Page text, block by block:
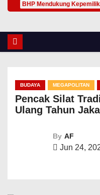
BHP Mendukung
BUDAYA MEGAPOLITAN
Pencak Silat
Ulang Tahun
By AF
Jun 24,